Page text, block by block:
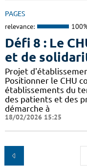
PAGES
relevance:
Défi 8 : Le
et de
Projet
Positionner le CHU
établissements du
des patients et des
démarche à
18/02/2026 15:25